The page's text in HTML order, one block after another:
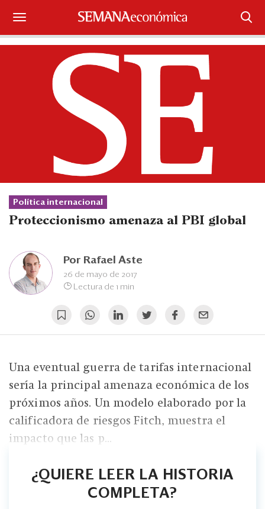
Suscríbase
Iniciar sesión
Portada
¿Qué está pasando?
Sectores y Empresas
Management
Economía y Finanzas
Eventos
Blogs
Ranking CEO
Política internacional
Proteccionismo amenaza al PBI global
Por Rafael Aste
26 de mayo de 2017
Lectura de 1 min
Una eventual guerra de tarifas internacional
sería la principal amenaza económica de los
próximos años. Un modelo elaborado por la
calificadora de riesgos Fitch, muestra el
impacto que las p...
¿QUIERE LEER LA HISTORIA
COMPLETA?